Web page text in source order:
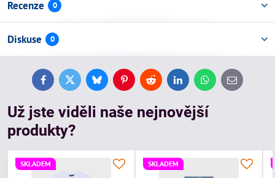
Recenze 0
Diskuse 0
FacebookTwitterBlueskyPinterestReddit LinkedInWhatsApp
E-
mail
Už jste viděli naše nejnovější
produkty?
SKLADEM SKLADEM